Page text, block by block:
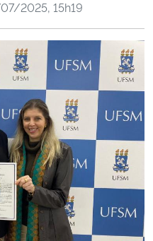
e Comunicações
2025, 15h19